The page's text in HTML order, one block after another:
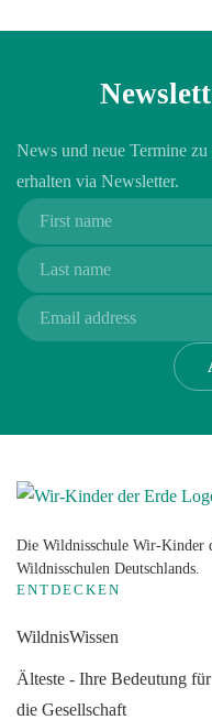
News und neue Termine
erhalten via Newsletter.
Die Wildnisschule Wir-Kinder
Wildnisschulen Deutschlands.
ENTDECKEN
WildnisWissen
Älteste - Ihre Bedeutung für
die Gesellschaft